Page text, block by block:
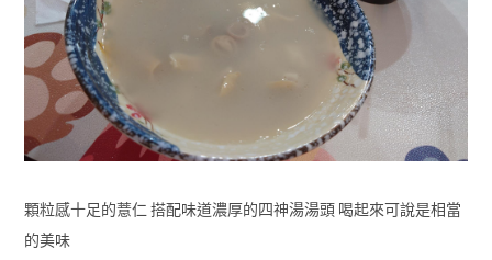
顆粒感十足的薏仁 搭配味道濃厚的四神湯湯頭 喝起來可說是相當
的美味